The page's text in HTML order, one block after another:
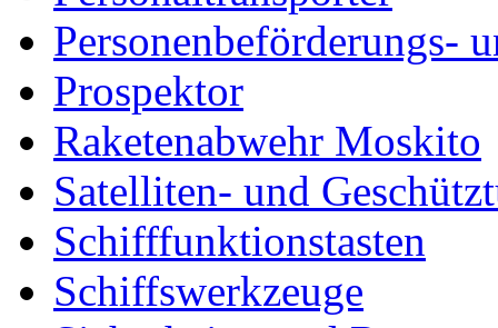
Personenbeförderungs-
Prospektor
Raketenabwehr Moskito
Satelliten- und
Schifffunktionstasten
Schiffswerkzeuge